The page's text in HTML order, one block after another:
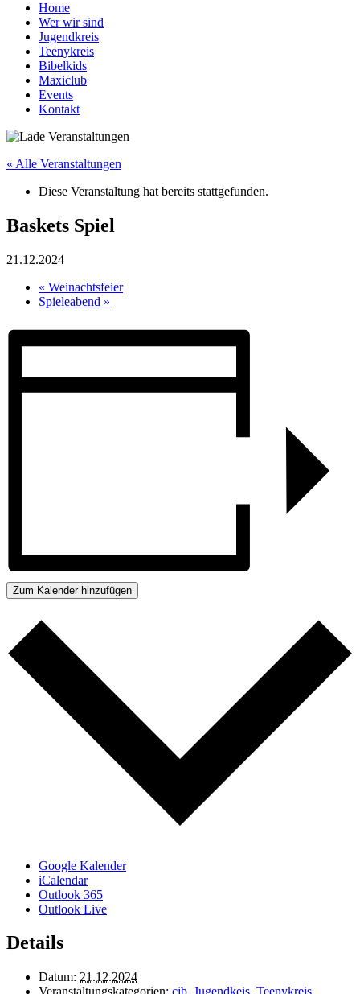
Home
Wer wir sind
Jugendkreis
Teenykreis
Bibelkids
Maxiclub
Events
Kontakt
« Alle Veranstaltungen
Diese Veranstaltung hat bereits stattgefunden.
Baskets Spiel
21.12.2024
« Weinachtsfeier
Spieleabend »
Zum Kalender hinzufügen
Google Kalender
iCalendar
Outlook 365
Outlook Live
Details
Datum: 21.12.2024